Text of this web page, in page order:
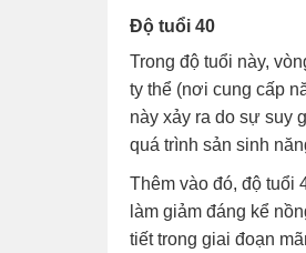
Độ tuổi 40
Trong độ tuổi này,
ty thể (nơi cung cấp
này xảy ra do sự suy
quá trình sản sinh
Thêm vào đó, độ tuổi
làm giảm đáng kể
tiết trong giai đoạn